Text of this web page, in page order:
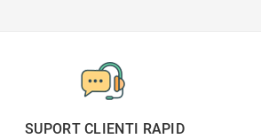
SUPORT CLIENTI RAPID